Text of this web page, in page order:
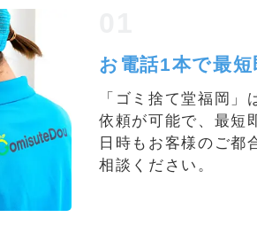
お電話1本で最短
「ゴミ捨て堂福岡
依頼が可能で、最短
日時もお客様のご都
相談ください。